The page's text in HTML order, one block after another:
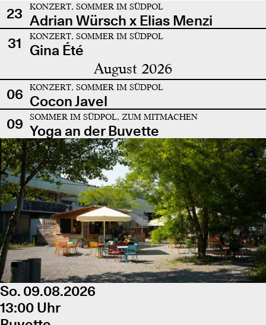
23
KONZERT, SOMMER IM SÜDPOL
Adrian Würsch x Elias Menzi
31
KONZERT, SOMMER IM SÜDPOL
Gina Été
August 2026
06 KONZERT, SOMMER IM SÜDPOL
Cocon Javel
09
SOMMER IM SÜDPOL, ZUM MITMACHEN
Yoga an der Buvette
So. 09.08.2026
13:00 Uhr